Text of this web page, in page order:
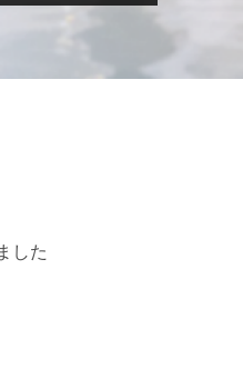
した